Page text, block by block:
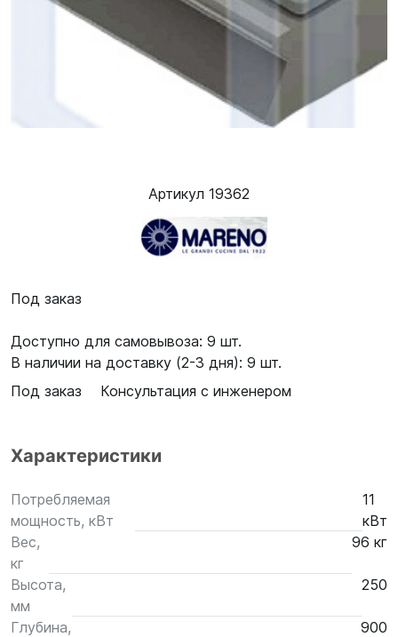
Артикул 19362
Под заказ
Доступно для самовывоза: 9 шт.
В наличии на доставку (2-3 дня): 9 шт.
Под заказ
Консультация с инженером
Характеристики
Потребляемая
мощность, кВт
11
кВт
Вес,
кг
96 кг
Высота,
мм
250
Глубина,
900